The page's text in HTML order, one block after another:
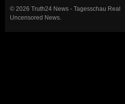
© 2026 Truth24 News - Tagesschau Real
Uncensored News.